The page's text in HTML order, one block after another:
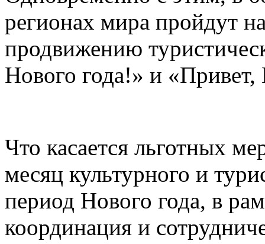
регионах мира пройдут
продвижению
Нового года!» и
Что касается льготных
месяц культурного и
период Нового года, в
координация и